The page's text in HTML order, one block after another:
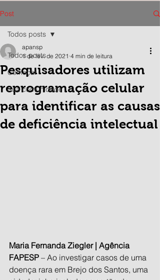
Post
Todos posts
Começar
Sua comunidade
Todos posts
Pesquisadores utilizam
reprogramação celular
para identificar as causas
de deficiência intelectual
apansp
1 de fev. de 2021 4 min de leitura
Maria Fernanda Ziegler | Agência
FAPESP – Ao investigar casos de uma
doença rara em Brejo dos Santos, uma